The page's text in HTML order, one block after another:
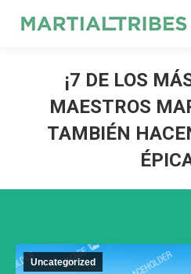
¡7 DE LOS
MAESTROS
TAMBIÉN
Uncategorized